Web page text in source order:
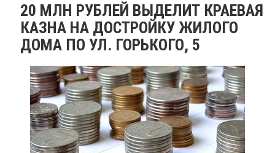
20 МЛН РУБЛЕЙ ВЫДЕЛИТ КРАЕВАЯ
КАЗНА НА ДОСТРОЙКУ ЖИЛОГО
ДОМА ПО УЛ. ГОРЬКОГО, 5